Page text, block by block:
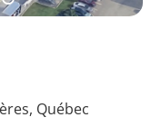
8
Québec